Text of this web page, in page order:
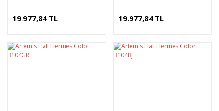
19.977,84 TL 19.977,84 TL